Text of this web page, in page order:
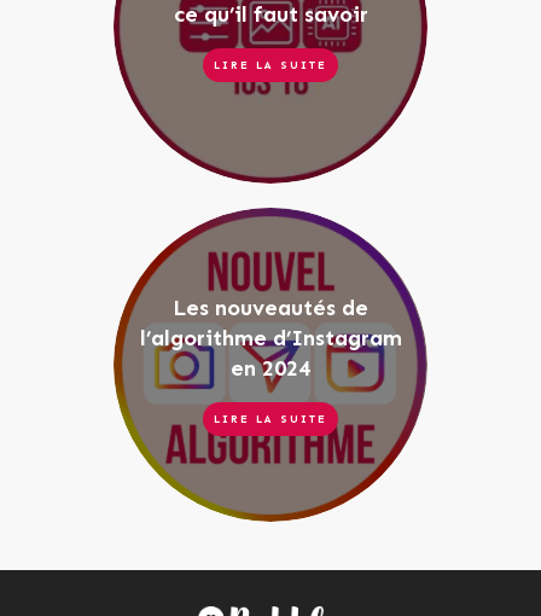
ce qu’il faut savoir
LIRE LA SUITE
Les nouveautés de
l’algorithme d’Instagram
en 2024
LIRE LA SUITE